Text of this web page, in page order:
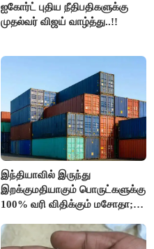
ஐகோர்ட் புதிய நீதிபதிகளுக்கு
முதல்வர் விஜய் வாழ்த்து..!!
இந்தியாவில் இருந்து
இறக்குமதியாகும் பொருட்களுக்கு
100% வரி விதிக்கும் மசோதா;